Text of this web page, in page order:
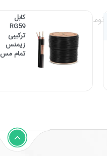
تومان
کابل
RG59
ترکیبی
زیمنس
تمام مس